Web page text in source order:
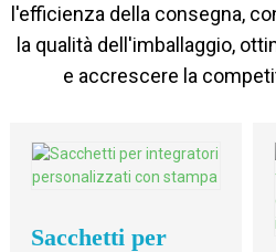
l'efficienza della consegna,
la qualità dell'imballaggio,
e accrescere la
Sacchetti per